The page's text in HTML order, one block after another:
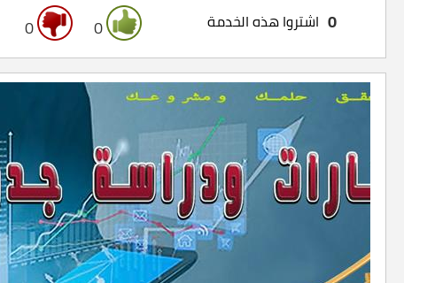
0 0 اشتروا هذه الخدمة 0